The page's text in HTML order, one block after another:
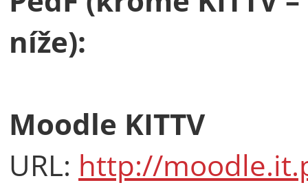
níže):
Moodle KITTV
URL: http://